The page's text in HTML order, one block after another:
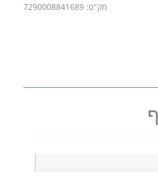
מק"ט: 7290008841689